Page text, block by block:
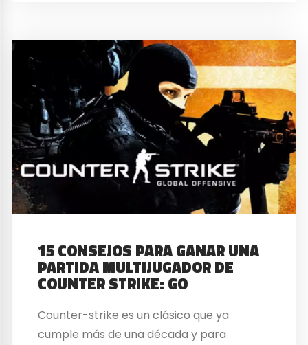
15 CONSEJOS PARA GANAR UNA
PARTIDA MULTIJUGADOR DE
COUNTER STRIKE: GO
Counter-strike es un clásico que ya
cumple más de una década y para